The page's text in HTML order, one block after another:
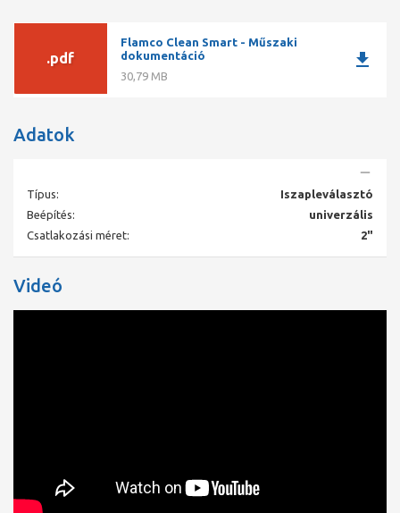
.pdf
Flamco Clean Smart - Műszaki
dokumentáció
30,79 MB
download
Adatok
Típus:
Iszapleválasztó
Beépítés:
univerzális
Csatlakozási méret:
2"
Videó